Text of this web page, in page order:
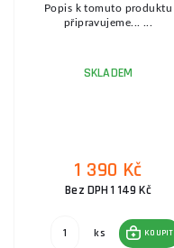
Popis k tomuto produktu
připravujeme... ...
SKLADEM
1 390 Kč
Bez DPH 1 149 Kč
ks KOUPIT